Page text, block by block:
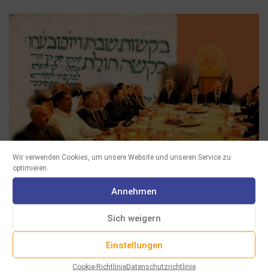
Wir verwenden Cookies, um unsere Website und unseren Service zu
optimieren.
Annehmen
Sich weigern
Einstellungen
Cookie-RichtlinieDatenschutzrichtlinie